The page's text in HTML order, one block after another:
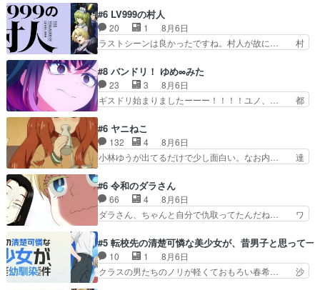
んを怪異と見間違え叫んでお… 交通系悪霊除霊ツ
アー編！どっちが悪かよく… よく見ないと気付け
ない2つのエピソードに…
らえた最初の一冊お客にプロポーズ… 遅れて5
話，コミティア前哨戦ですが，ここ… 「同情は創
作の敵」いい言葉だ。でも応援す… 東京で開かれ
る即売会に行って自分たちの本… 一冊売る事の苦
けはったねー編集さん。同… 自分の妄想を買って
くれる人がいるというも… 初めて自分の漫画が売
れた時の感動、懐かし…
#6 LV999の村人
20 1
8月6日
ラストシーンは良かったですね。村人が故に… 村
スと10年後に結婚の約束をした鏡ずっ… カジノ
スタッフ募集するも集まらない更に追… 王命でク
ルルの監視をすることになったデビ… 最強の村
人・鏡との出会いで少しは変わった… やはり何か
への恨みは根深そうやね姫を舐… 新キャラが登場
早々変態扱いされてる件。タ… まだまだお元気そ
うなお声で……不意打ち過…
#8 バンドリ！ ゆめ∞みた
23 3
8月6日
ギスドリ始まりましたーーー！！！！ユノ、… 都
復を見守っていかないと、ですね！！み… 開幕聞
き取りスタッフに定治いなかった？ま… ののちゃ
んのお手当てはお節介だったりする… ビオラの立
ち回り害悪すぎるお近づきの印が… ・律っちゃん
一難、律がビオラの呪縛から… 「私はあなたが嫌
いなんです」「バンドやめ… 何が起きているの
か！？次週、みゅーたいぷ…
#6 ヤニねこ
132 4
8月6日
小林ゆうが出てるだけで少し面白い。なお内… 達
マドンってなんなん！？人見知りっぽい… なんな
ら下ネタ0じゃなかったかこんな回が… 他のエピ
ソードに対してマイルドな回だった… 今回はだい
ぶある程度抑えてる？w感じな気… アルねこ、そ
ていたゴキブリ死んでるGP… アルねこ危険です
よね。健康的な面で··江… 酔い潰れ行き着いた江
ノ島で、朝日を眺めな…
#6 令和のダラさん
66 4
8月6日
ダラさん、ちゃんと自分で仇取ってたんだね… ワ
ットに憧れてビーム撃ちたいと…そうい… 余りに
も凄惨なダラさんの過去ダラさんの６… 過去編は
これで一区切りかなギャグも面白い… ガンガガン
♪薫がなんかしっかり歌ってロマ… 姉巫女の誤
#5 転校先の清楚可憐な美少女が、昔男子と思って一
10 1
8月6日
クラスの男たちのノリが軽くておもろい春希… 沙